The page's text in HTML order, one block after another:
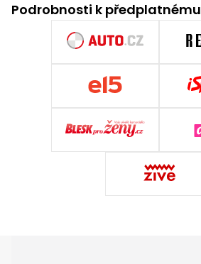
Podrobnosti k předplatnému